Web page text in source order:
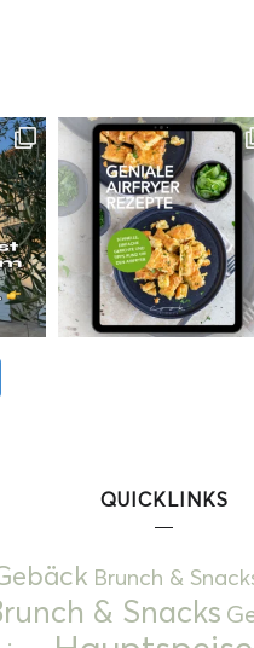
QUICKLINKS
Brunch &
& Snacks